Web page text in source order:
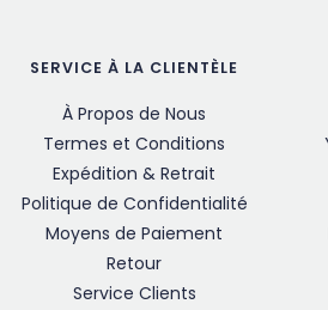
SERVICE À LA CLIENTÈLE
À Propos de Nous
Termes et Conditions
Expédition & Retrait
Politique de Confidentialité
Moyens de Paiement
Retour
Service Clients